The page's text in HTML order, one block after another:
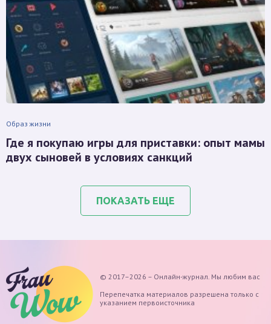
Образ жизни
Где я покупаю игры для приставки: опыт мамы
двух сыновей в условиях санкций
ПОКАЗАТЬ ЕЩЕ
© 2017–2026 – Онлайн-журнал. Мы любим вас
Перепечатка материалов разрешена только с
указанием первоисточника